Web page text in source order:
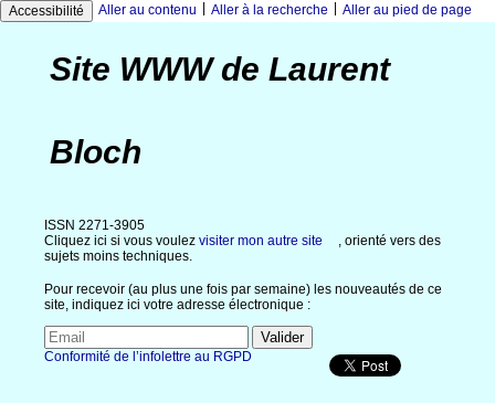
Accessibilité Aller au contenu Aller à la recherche Aller au pied de page
Site WWW de Laurent
Bloch
ISSN 2271-3905
Cliquez ici si vous voulez visiter mon autre site
, orienté vers des
sujets moins techniques.
Pour recevoir (au plus une fois par semaine) les nouveautés de ce
site, indiquez ici votre adresse électronique :
Conformité de l’infolettre au RGPD